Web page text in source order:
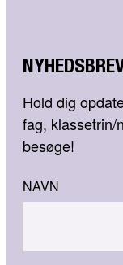
Hold dig
fag, klassetrin/
besøge!
NAVN